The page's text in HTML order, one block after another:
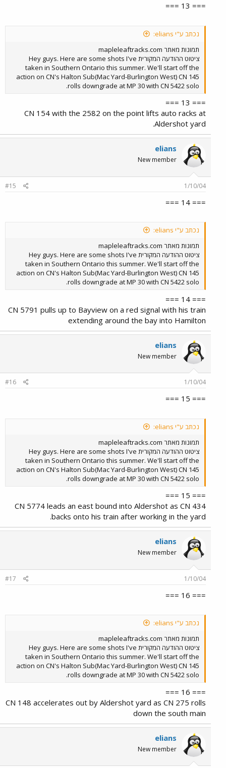
=== 13 ===
נכתב ע"י elians:
תמונות מאתר mapleleaftracks.com
ציטוט ההודעה המקורית Hey guys. Here are some shots I've
taken in Southern Ontario this summer. We'll start off the
action on CN's Halton Sub(Mac Yard-Burlington West) CN 145
rolls downgrade at MP 30 with CN 5422 solo.
=== 13 ===
CN 154 with the 2582 on the point lifts auto racks at
Aldershot yard.
elians
New member
1/10/04
#15
=== 14 ===
נכתב ע"י elians:
תמונות מאתר mapleleaftracks.com
ציטוט ההודעה המקורית Hey guys. Here are some shots I've
taken in Southern Ontario this summer. We'll start off the
action on CN's Halton Sub(Mac Yard-Burlington West) CN 145
rolls downgrade at MP 30 with CN 5422 solo.
=== 14 ===
CN 5791 pulls up to Bayview on a red signal with his train
extending around the bay into Hamilton
elians
New member
1/10/04
#16
=== 15 ===
נכתב ע"י elians:
תמונות מאתר mapleleaftracks.com
ציטוט ההודעה המקורית Hey guys. Here are some shots I've
taken in Southern Ontario this summer. We'll start off the
action on CN's Halton Sub(Mac Yard-Burlington West) CN 145
rolls downgrade at MP 30 with CN 5422 solo.
=== 15 ===
CN 5774 leads an east bound into Aldershot as CN 434
backs onto his train after working in the yard.
elians
New member
1/10/04
#17
=== 16 ===
נכתב ע"י elians:
תמונות מאתר mapleleaftracks.com
ציטוט ההודעה המקורית Hey guys. Here are some shots I've
taken in Southern Ontario this summer. We'll start off the
action on CN's Halton Sub(Mac Yard-Burlington West) CN 145
rolls downgrade at MP 30 with CN 5422 solo.
=== 16 ===
CN 148 accelerates out by Aldershot yard as CN 275 rolls
down the south main
elians
New member